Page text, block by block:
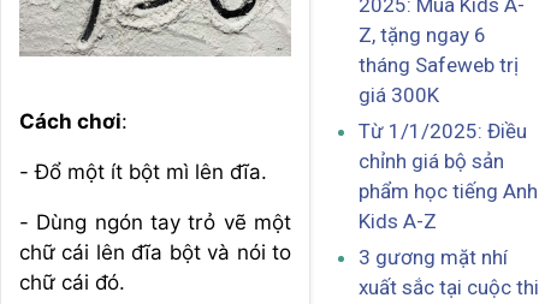
Cách chơi:
- Đổ một ít bột mì lên đĩa.
- Dùng ngón tay trỏ vẽ một
chữ cái lên đĩa bột và nói to
chữ cái đó.
2025: Mua Kids A-
Z, tặng ngay 6
tháng Safeweb trị
giá 300K
Từ 1/1/2025: Điều
chỉnh giá bộ sản
phẩm học tiếng Anh
Kids A-Z
3 gương mặt nhí
xuất sắc tại cuộc thi